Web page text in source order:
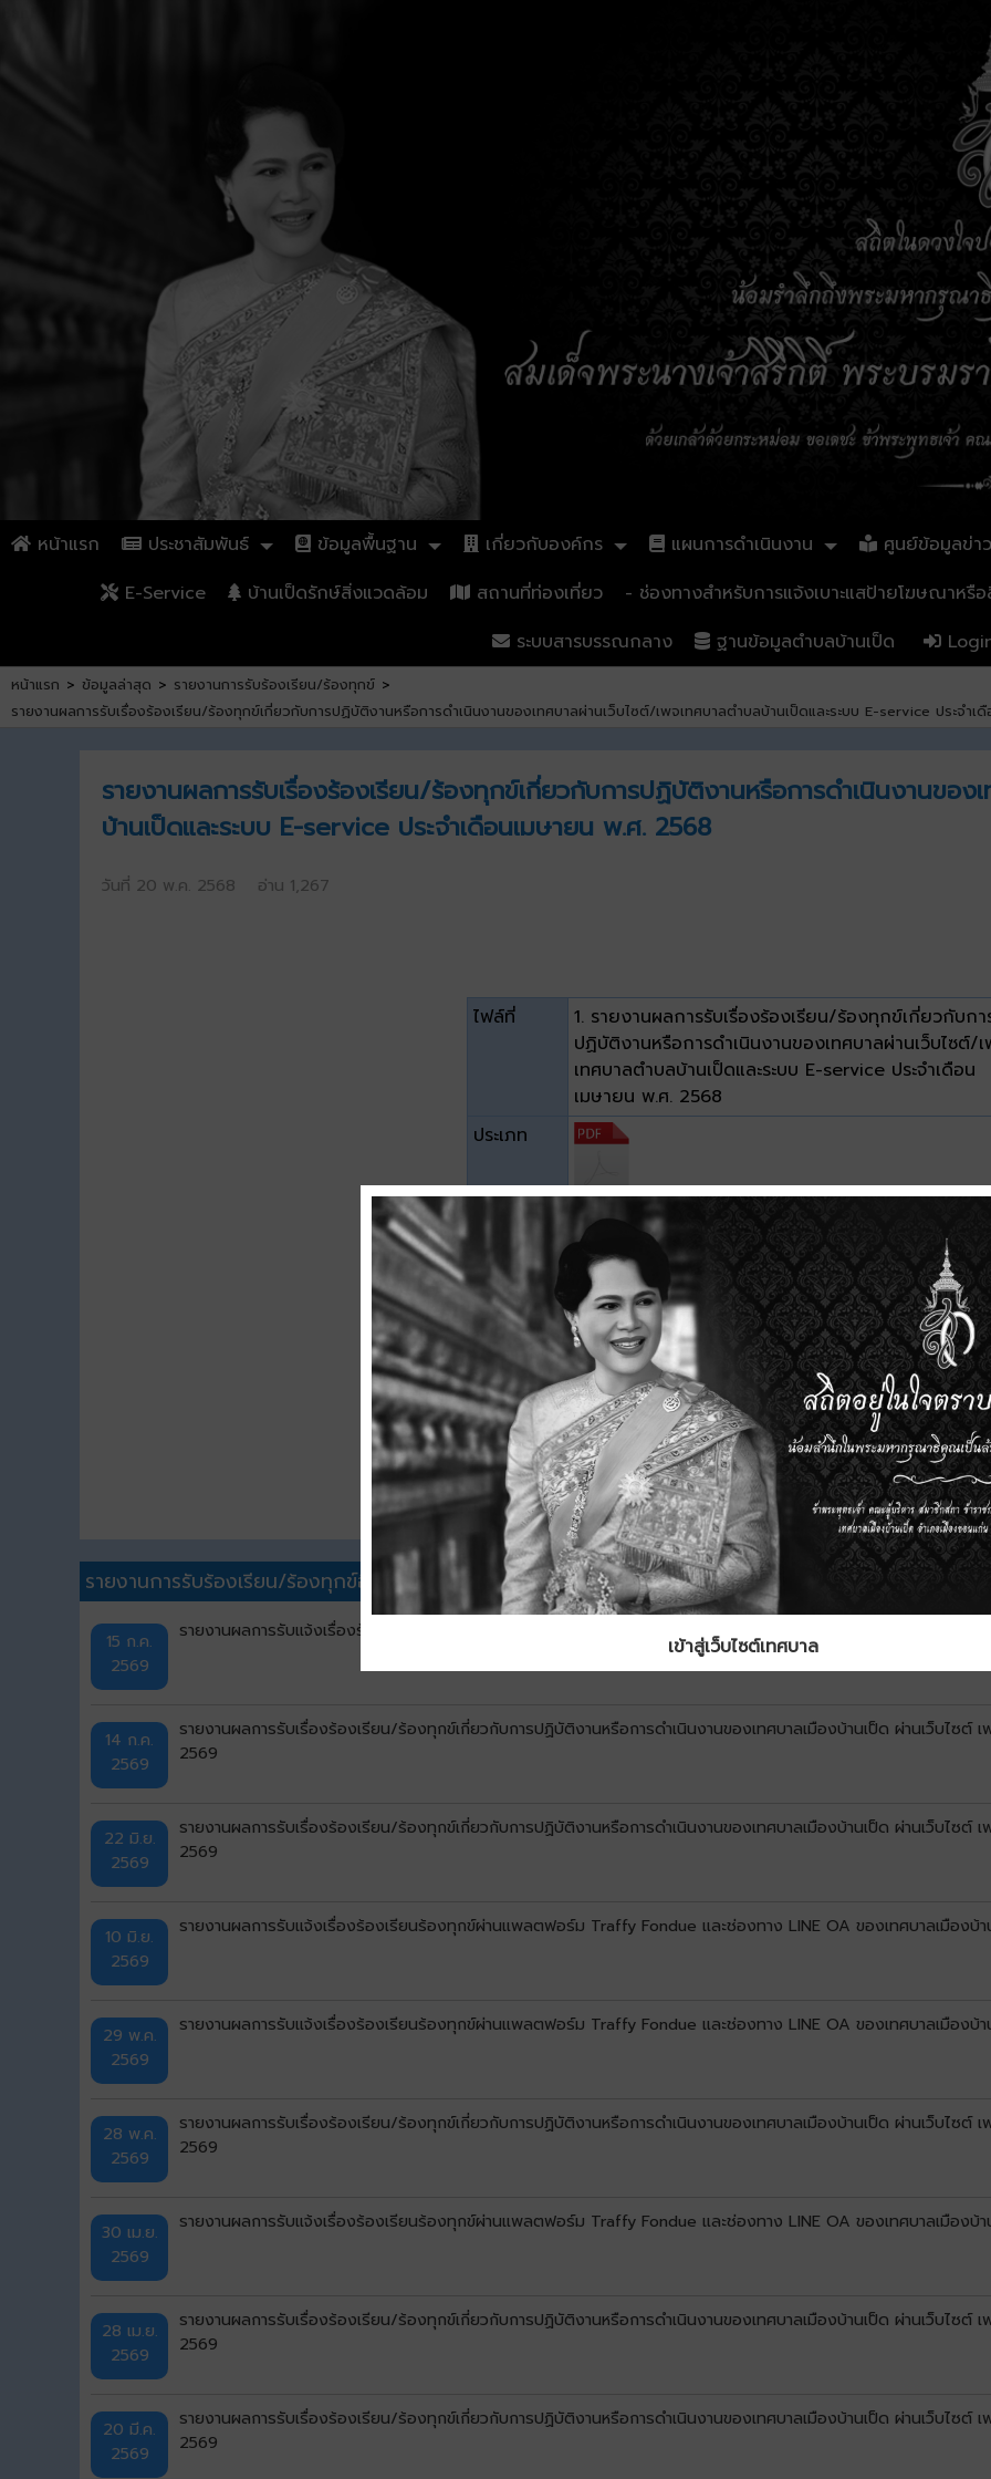
หน้าแรก ประชาสัมพันธ์ ข้อมูลพื้นฐาน เกี่ยวกับองค์กร แผนการดำเนินงาน
ศูนย์ข้อมูลข่า
E-Service
บ้านเป็ดรักษ์สิ่งแวดล้อม สถานที่ท่องเที่ยว
- ช่องทางสำหรับการแจ้งเบาะแสป้ายโฆษณาห
ระบบสารบรรณกลาง
ฐานข้อมูลตำบลบ้านเป็ด
หน้าแรก > ข้อมูลล่าสุด > รายงานการรับร้องเรียน/ร้องทุกข์ >
รายงานผลการรับเรื่องร้องเรียน/ร้องทุกข์เกี่ยวกับการปฏิบัติงานหรือการดำเนินงานของเทศบาลผ่านเว็บไซต์/เพจเทศบาลตำบลบ้านเป็ดและระบบ E-service ประจำเ
รายงานผลการรับเรื่องร้องเรียน/ร้องทุกข์เกี่ยวกับการปฏิบัติงานหรือการดำเนินงานของ
บ้านเป็ดและระบบ E-service ประจำเดือนเมษายน พ.ศ. 2568
วันที่ 20 พ.ค. 2568 อ่าน 1,267
ไฟล์ที่
1. รายงานผลการรับเรื่องร้องเรียน/ร้องทุกข์เกี่ยวกับกา
ปฏิบัติงานหรือการดำเนินงานของเทศบาลผ่านเว็บไซต์/
เทศบาลตำบลบ้านเป็ดและระบบ E-service ประจำเดือน
เมษายน พ.ศ. 2568
ประเภท
ขนาด
0.97 MB
ดาวน์โหลด
รายงานการรับร้องเรียน/ร้องทุกข์อื่นๆ
15 ก.ค.
2569
รายงานผลการรับแจ้งเรื่องร้องเรียนร้องทุกข์ผ่านแพลตฟอร์ม Traffy Fondue และช่องทาง LINE OA ของเทศบาลเมืองบ้
14 ก.ค.
2569
รายงานผลการรับเรื่องร้องเรียน/ร้องทุกข์เกี่ยวกับการปฏิบัติงานหรือการดำเนินงานของเทศบาลเมืองบ้านเป็ด ผ่านเว็บไซต์
2569
22 มิ.ย.
2569
รายงานผลการรับเรื่องร้องเรียน/ร้องทุกข์เกี่ยวกับการปฏิบัติงานหรือการดำเนินงานของเทศบาลเมืองบ้านเป็ด ผ่านเว็บไซ
2569
10 มิ.ย.
2569
รายงานผลการรับแจ้งเรื่องร้องเรียนร้องทุกข์ผ่านแพลตฟอร์ม Traffy Fondue และช่องทาง LINE OA ของเทศบาลเมืองบ้
29 พ.ค.
2569
รายงานผลการรับแจ้งเรื่องร้องเรียนร้องทุกข์ผ่านแพลตฟอร์ม Traffy Fondue และช่องทาง LINE OA ของเทศบาลเมืองบ้า
28 พ.ค.
2569
รายงานผลการรับเรื่องร้องเรียน/ร้องทุกข์เกี่ยวกับการปฏิบัติงานหรือการดำเนินงานของเทศบาลเมืองบ้านเป็ด ผ่านเว็บไซต์
2569
30 เม.ย.
2569
รายงานผลการรับแจ้งเรื่องร้องเรียนร้องทุกข์ผ่านแพลตฟอร์ม Traffy Fondue และช่องทาง LINE OA ของเทศบาลเมืองบ้
28 เม.ย.
2569
รายงานผลการรับเรื่องร้องเรียน/ร้องทุกข์เกี่ยวกับการปฏิบัติงานหรือการดำเนินงานของเทศบาลเมืองบ้านเป็ด ผ่านเว็บไซต์
2569
20 มี.ค.
2569
รายงานผลการรับเรื่องร้องเรียน/ร้องทุกข์เกี่ยวกับการปฏิบัติงานหรือการดำเนินงานของเทศบาลเมืองบ้านเป็ด ผ่านเว็บไซ
2569
เข้าสู่เว็บไซต์เทศบาล